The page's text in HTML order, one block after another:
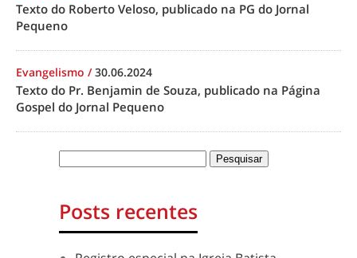
Texto do Roberto Veloso, publicado na PG do Jornal
Pequeno
Evangelismo /30.06.2024
Texto do Pr. Benjamin de Souza, publicado na Página
Gospel do Jornal Pequeno
Posts recentes